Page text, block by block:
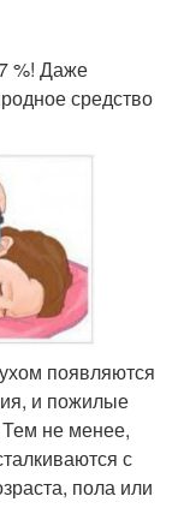
%! Даже
средство
появляются
и пожилые
не менее,
с
пола или